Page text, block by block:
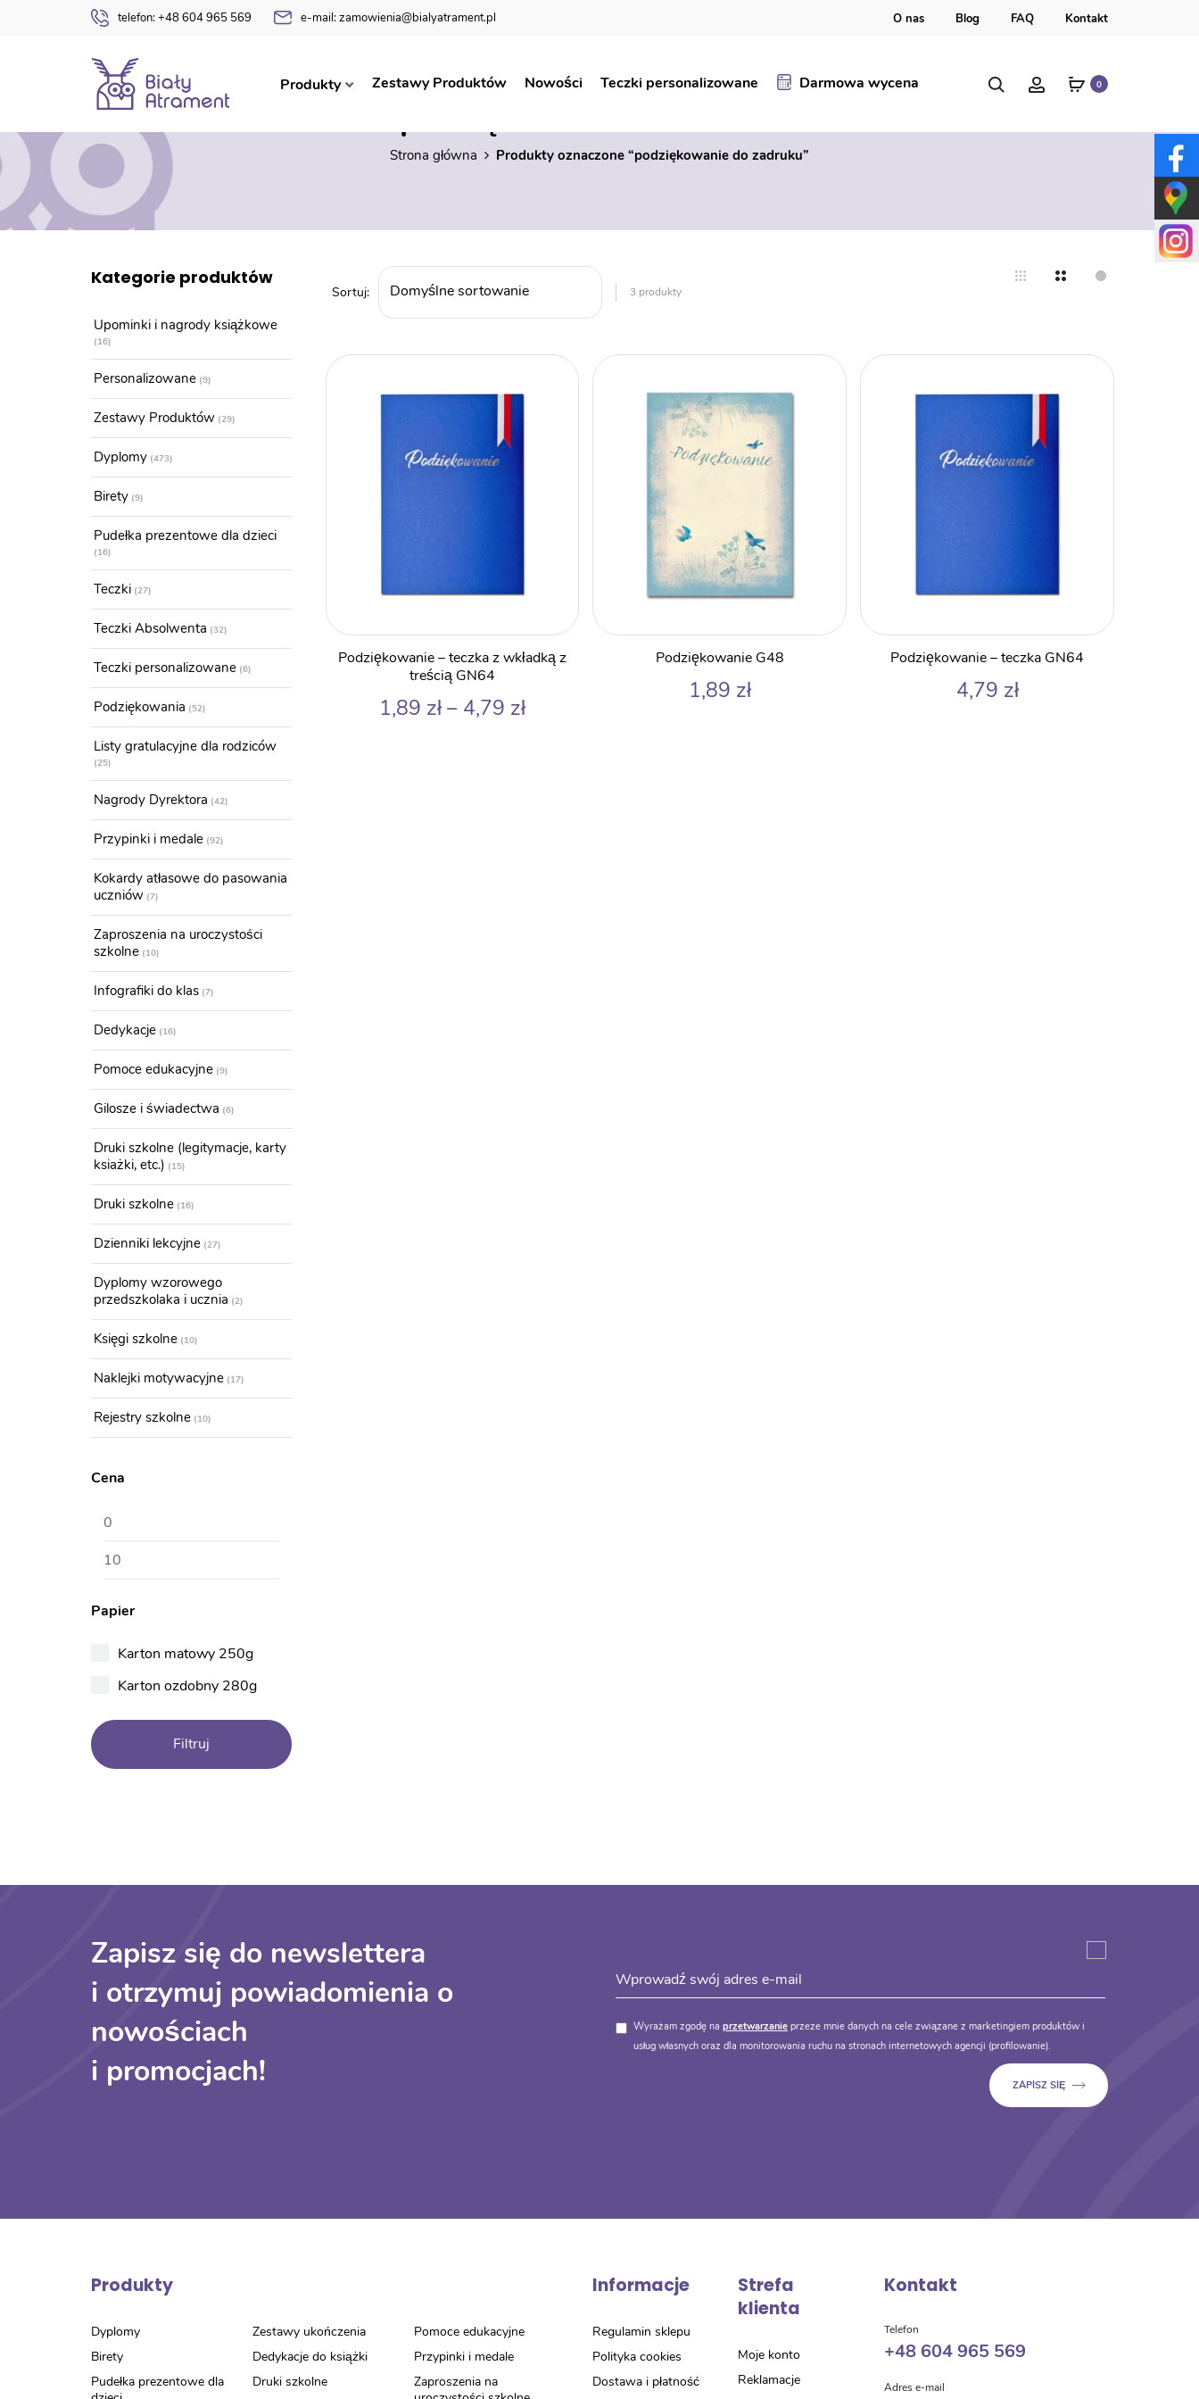
telefon: +48 604 965 569 e-mail: zamowienia@bialyatrament.pl O nas Blog FAQ Kontakt
Produkty Zestawy Produktów Nowości Teczki personalizowane Darmowa wycena Szukaj Account0
podziękowanie do zadruku
Strona główna Produkty oznaczone “podziękowanie do zadruku”
3 produkty
Podziękowanie – teczka z wkładką z
treścią GN64
1,89 zł– 4,79 złZakres
Podziękowanie G48
1,89 zł
Podziękowanie – teczka GN64
4,79 zł
Kategorie produktów
Upominki i nagrody książkowe
16
Personalizowane 9
Zestawy Produktów 29
Dyplomy 473
Birety 9
Pudełka prezentowe dla dzieci
16
Teczki 27
Teczki Absolwenta 32
Teczki personalizowane 6
Podziękowania 52
Listy gratulacyjne dla rodziców
25
Nagrody Dyrektora 42
Przypinki i medale 92
Kokardy atłasowe do pasowania
uczniów 7
Zaproszenia na uroczystości
szkolne 10
Infografiki do klas 7
Dedykacje 16
Pomoce edukacyjne 9
Gilosze i świadectwa 6
Druki szkolne (legitymacje, karty
ksiażki, etc.)
15
Druki szkolne 16
Dzienniki lekcyjne 27
Dyplomy wzorowego
przedszkolaka i ucznia 2
Księgi szkolne 10
Naklejki motywacyjne 17
Rejestry szkolne 10
Cena
Cena
Papier
Karton matowy 250g
Karton ozdobny 280g
Filtruj
Zapisz się do newslettera
i otrzymuj powiadomienia o
nowościach
i promocjach!
Wyrażam zgodę na przetwarzanie przeze mnie danych na cele związane z marketingiem produktów i
usług własnych oraz dla monitorowania ruchu na stronach internetowych agencji (profilowanie).
Produkty
Dyplomy
Birety
Pudełka prezentowe dla
Zestawy ukończenia
Dedykacje do książki
Druki szkolne
Pomoce edukacyjne
Przypinki i medale
Zaproszenia na
Informacje
Regulamin sklepu
Polityka cookies
Dostawa i płatność
Strefa
klienta
Moje konto
Reklamacje
Kontakt
Telefon
+48 604 965 569
Adres e-mail